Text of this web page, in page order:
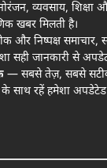
व्यवसाय, शिक्षा
खबर मिलती है।
और निष्पक्ष समाचार,
सही जानकारी से
— सबसे तेज़, सबसे
साथ रहें हमेशा